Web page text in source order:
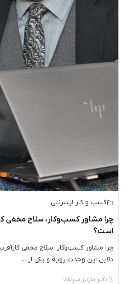
کسب و کار اینترنتی
چرا مشاور کسب‌وکار، سلاح مخفی
است؟
چرا مشاور کسب‌وکار، سلاح مخفی
دلایل این وحدت رویه و یکی از ...
دکتر مازیار میر 0